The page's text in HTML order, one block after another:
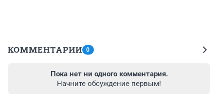
КОММЕНТАРИИ 0
Пока нет ни одного комментария.
Начните обсуждение первым!